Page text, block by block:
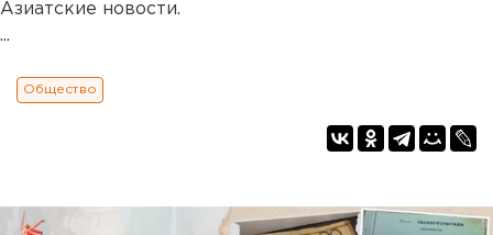
Азиатские новости.
...
Общество